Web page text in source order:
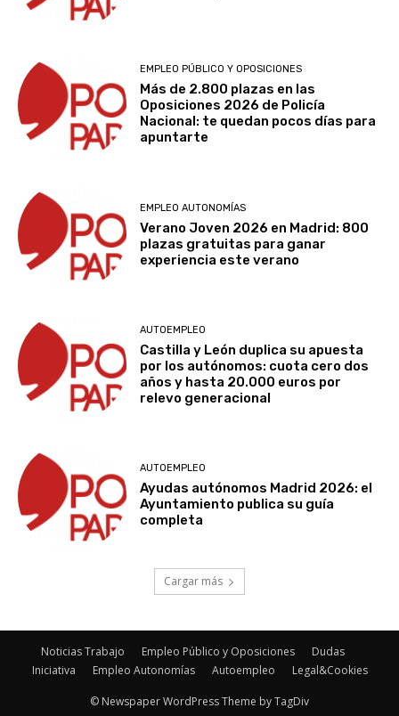
EMPLEO PÚBLICO Y OPOSICIONES
Más de 2.800 plazas en las
Oposiciones 2026 de Policía
Nacional: te quedan pocos días para
apuntarte
EMPLEO AUTONOMÍAS
Verano Joven 2026 en Madrid: 800
plazas gratuitas para ganar
experiencia este verano
AUTOEMPLEO
Castilla y León duplica su apuesta
por los autónomos: cuota cero dos
años y hasta 20.000 euros por
relevo generacional
AUTOEMPLEO
Ayudas autónomos Madrid 2026: el
Ayuntamiento publica su guía
completa
Cargar más
Noticias Trabajo Empleo Público y Oposiciones
Dudas
Iniciativa
Empleo Autonomías Autoempleo Legal&Cookies
© Newspaper WordPress Theme by TagDiv